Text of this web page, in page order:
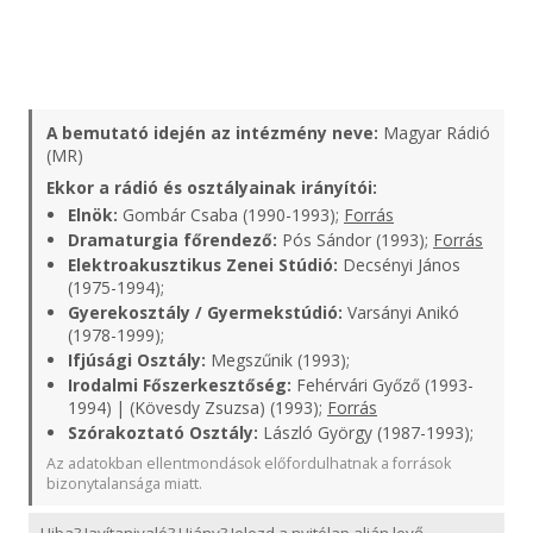
A bemutató idején az intézmény neve: Magyar Rádió
(MR)
Ekkor a rádió és osztályainak irányítói:
Elnök: Gombár Csaba (1990-1993); Forrás
Dramaturgia főrendező: Pós Sándor (1993); Forrás
Elektroakusztikus Zenei Stúdió: Decsényi János
(1975-1994);
Gyerekosztály / Gyermekstúdió: Varsányi Anikó
(1978-1999);
Ifjúsági Osztály: Megszűnik (1993);
Irodalmi Főszerkesztőség: Fehérvári Győző (1993-
1994) | (Kövesdy Zsuzsa) (1993); Forrás
Szórakoztató Osztály: László György (1987-1993);
Az adatokban ellentmondások előfordulhatnak a források
bizonytalansága miatt.